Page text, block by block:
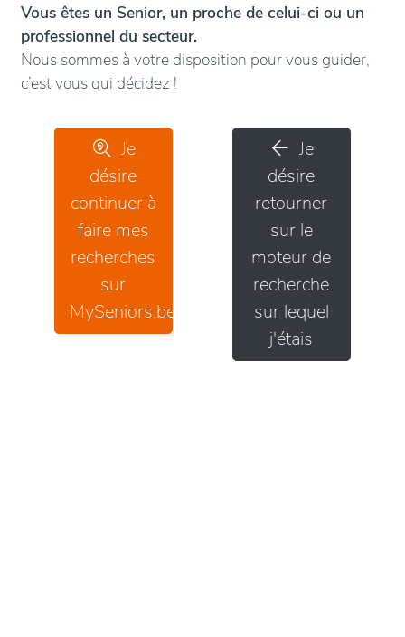
Vous êtes un Senior, un proche de celui-ci ou un
professionnel du secteur.
Nous sommes à votre disposition pour vous guider,
c’est vous qui décidez !
Je
désire
continuer à
faire mes
recherches
sur
MySeniors.be
Je
désire
retourner
sur le
moteur de
recherche
sur lequel
j'étais